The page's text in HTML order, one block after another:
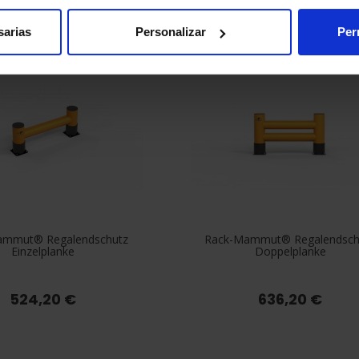
Personalizar
Regalendschutz
Einzelplanke
524,20 €
Rack-Mammut®
Doppelplanke
636,20 €